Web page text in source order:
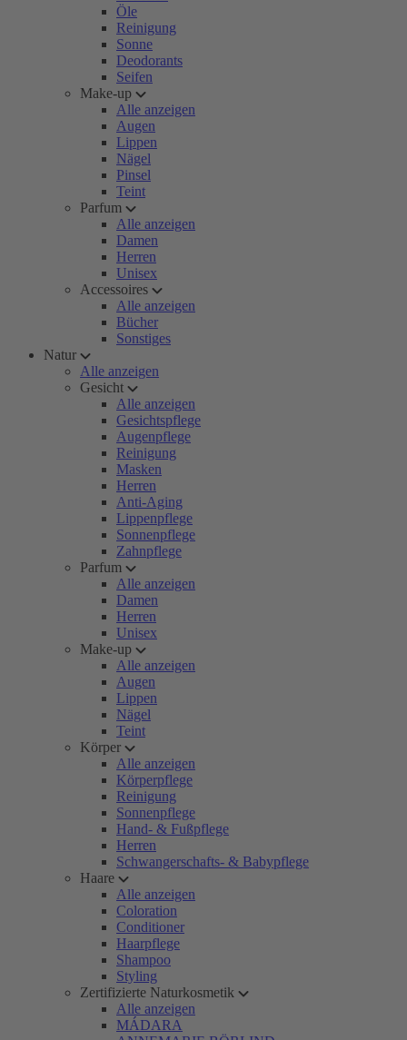
Öle
Reinigung
Sonne
Deodorants
Seifen
Make-up
Alle anzeigen
Augen
Lippen
Nägel
Pinsel
Teint
Parfum
Alle anzeigen
Damen
Herren
Unisex
Accessoires
Alle anzeigen
Bücher
Sonstiges
Natur
Alle anzeigen
Gesicht
Alle anzeigen
Gesichtspflege
Augenpflege
Reinigung
Masken
Herren
Anti-Aging
Lippenpflege
Sonnenpflege
Zahnpflege
Parfum
Alle anzeigen
Damen
Herren
Unisex
Make-up
Alle anzeigen
Augen
Lippen
Nägel
Teint
Körper
Alle anzeigen
Körperpflege
Reinigung
Sonnenpflege
Hand- & Fußpflege
Herren
Schwangerschafts- & Babypflege
Haare
Alle anzeigen
Coloration
Conditioner
Haarpflege
Shampoo
Styling
Zertifizierte Naturkosmetik
Alle anzeigen
MÁDARA